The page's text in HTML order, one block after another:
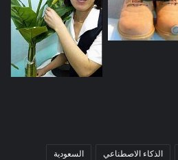
الذكاء الاصطناعي السعودية